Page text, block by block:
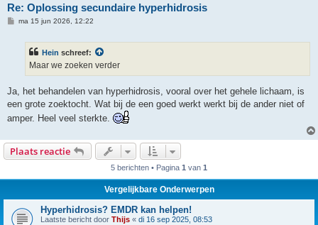
Re: Oplossing secundaire hyperhidrosis
Bma 15 jun 2026, 12:22
Hein schreef:
Maar we zoeken verder
Ja, het behandelen van hyperhidrosis, vooral over het gehele lichaam, is
een grote zoektocht. Wat bij de een goed werkt werkt bij de ander niet of
amper. Heel veel sterkte.
Plaats reactie
5 berichten • Pagina 1 van 1
Vergelijkbare Onderwerpen
Hyperhidrosis? EMDR kan helpen!
Laatste bericht door Thijs « di 16 sep 2025, 08:53